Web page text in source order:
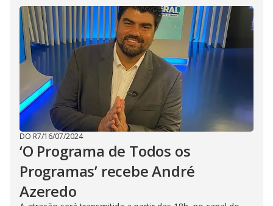
DO R7/16/07/2024
‘O Programa de Todos os
Programas’ recebe André
Azeredo